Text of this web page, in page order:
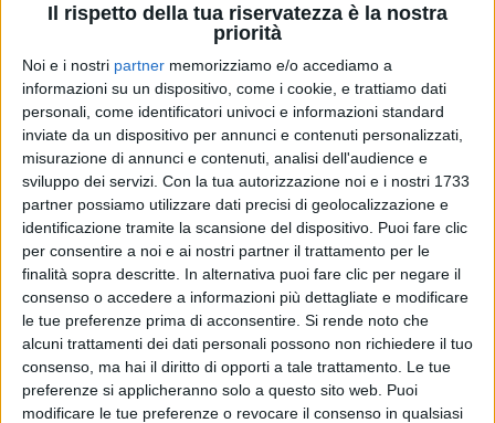
Il rispetto della tua riservatezza è la nostra
priorità
Noi e i nostri partner memorizziamo e/o accediamo a
informazioni su un dispositivo, come i cookie, e trattiamo dati
personali, come identificatori univoci e informazioni standard
inviate da un dispositivo per annunci e contenuti personalizzati,
misurazione di annunci e contenuti, analisi dell'audience e
sviluppo dei servizi. Con la tua autorizzazione noi e i nostri 1733
partner possiamo utilizzare dati precisi di geolocalizzazione e
identificazione tramite la scansione del dispositivo. Puoi fare clic
per consentire a noi e ai nostri partner il trattamento per le
finalità sopra descritte. In alternativa puoi fare clic per negare il
consenso o accedere a informazioni più dettagliate e modificare
le tue preferenze prima di acconsentire. Si rende noto che
alcuni trattamenti dei dati personali possono non richiedere il tuo
consenso, ma hai il diritto di opporti a tale trattamento. Le tue
preferenze si applicheranno solo a questo sito web. Puoi
modificare le tue preferenze o revocare il consenso in qualsiasi